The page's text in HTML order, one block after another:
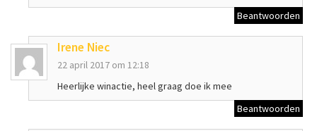
Beantwoorden
Irene Niec
22 april 2017 om 12:18
Heerlijke winactie, heel graag doe ik mee
Beantwoorden